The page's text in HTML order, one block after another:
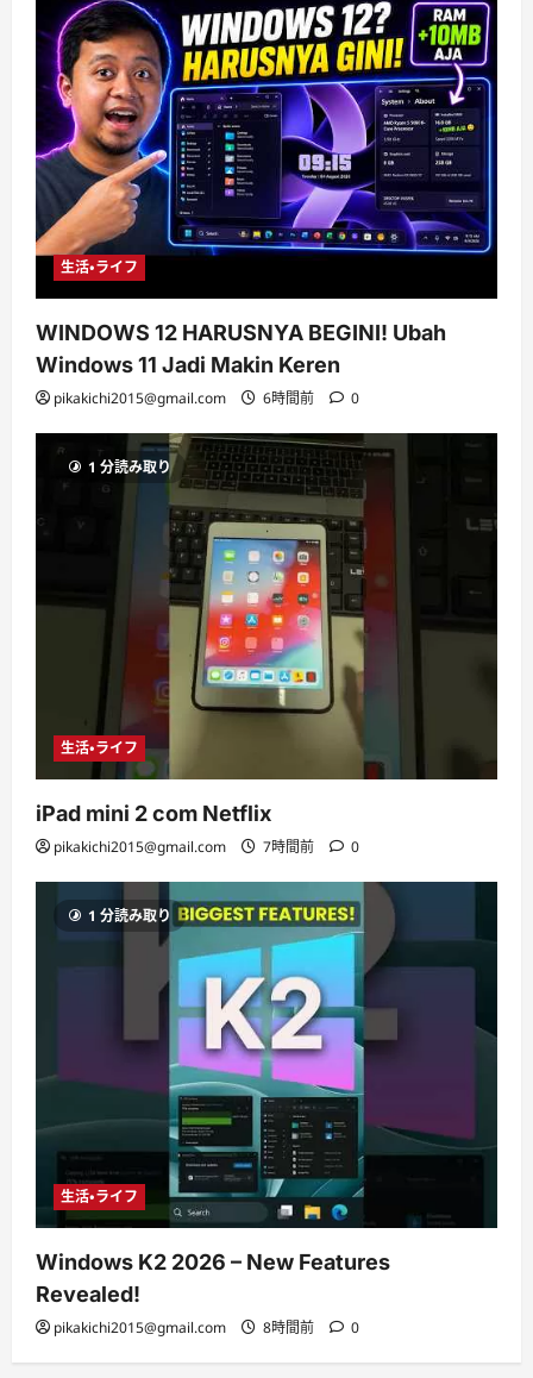
生活・ライフ
WINDOWS 12 HARUSNYA BEGINI! Ubah
Windows 11 Jadi Makin Keren
pikakichi2015@gmail.com 6時間前 0
1 分読み取り
生活・ライフ
iPad mini 2 com Netflix
pikakichi2015@gmail.com 7時間前 0
1 分読み取り
生活・ライフ
Windows K2 2026 – New Features
Revealed!
pikakichi2015@gmail.com 8時間前 0